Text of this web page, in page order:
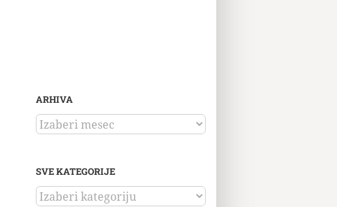
ARHIVA
ARHIVA
SVE KATEGORIJE
SVE